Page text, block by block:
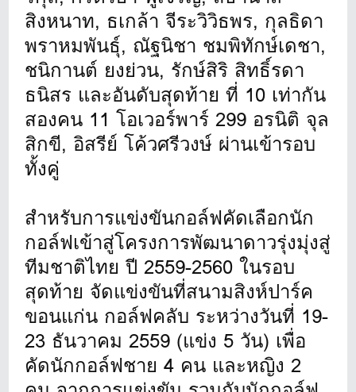
สิงหนาท, ธเกล้า จีระวิวิธพร, กุลธิดา
พราหมพันธุ์, ณัฐนิชา ชมพิทักษ์เดชา,
ชนิกานต์ ยงย่วน, รักษ์สิริ สิทธิ์รดา
ธนิสร และอันดับสุดท้าย ที่ 10 เท่ากัน
สองคน 11 โอเวอร์พาร์ 299 อรนิติ จุล
สิกขี, อิสรีย์ โค้วศรีวงษ์ ผ่านเข้ารอบ
ทั้งคู่
สำหรับการแข่งขันกอล์ฟคัดเลือกนัก
กอล์ฟเข้าสู่โครงการพัฒนาดาวรุ่งมุ่งสู่
ทีมชาติไทย ปี 2559-2560 ในรอบ
สุดท้าย จัดแข่งขันที่สนามสิงห์ปาร์ค
ขอนแก่น กอล์ฟคลับ ระหว่างวันที่ 19-
23 ธันวาคม 2559 (แข่ง 5 วัน) เพื่อ
คัดนักกอล์ฟชาย 4 คน และหญิง 2